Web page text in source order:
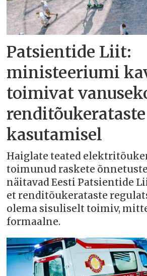
Patsientide Liit:
ministeeriumi
toimivat
renditõukerataste
kasutamisel
Haiglate teated
toimunud raskete
näitavad Eesti Patsientide
et renditõukerataste
olema sisuliselt toimiv,
formaalne.